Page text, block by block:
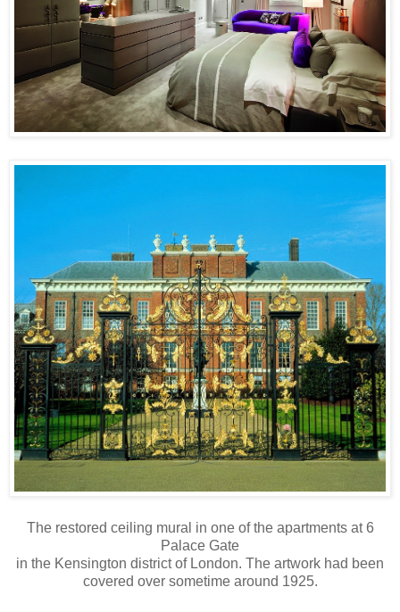
The restored ceiling mural in one of the apartments at 6
Palace Gate
in the Kensington district of London. The artwork had been
covered over sometime around 1925.